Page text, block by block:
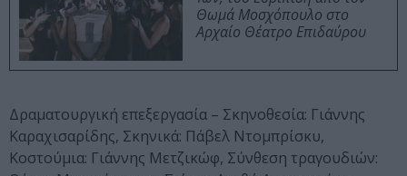
Θωμά Μοσχόπουλο στο
Αρχαίο Θέατρο Επιδαύρου
Δραματουργική επεξεργασία – Σκηνοθεσία: Γιάννης
Καραχισαρίδης, Σκηνικά: Πάβελ Ντομπρίσκυ,
Κοστούμια: Γιάννης Μετζικώφ, Σύνθεση τραγουδιών: